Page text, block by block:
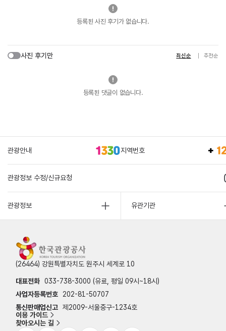
등록된 사진 후기가 없습니다.
사진 후기만 최신순 추천순
등록된 댓글이 없습니다.
관광안내 지역번호
관광정보 수정/신규요청
관광정보 유관기관
(26464) 강원특별자치도 원주시 세계로 10
대표전화 033-738-3000 (유료, 평일 09시~18시)
사업자등록번호
202-81-50707
통신판매업신고 제2009-서울중구-1234호
이용 가이드
찾아오시는 길